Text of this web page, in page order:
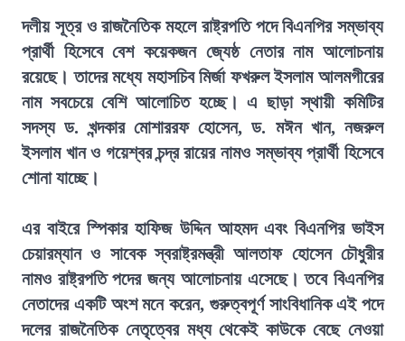
দলীয় সূত্র ও রাজনৈতিক মহলে রাষ্ট্রপতি পদে বিএনপির সম্ভাব্য
প্রার্থী হিসেবে বেশ কয়েকজন জ্যেষ্ঠ নেতার নাম আলোচনায়
রয়েছে। তাদের মধ্যে মহাসচিব মির্জা ফখরুল ইসলাম আলমগীরের
নাম সবচেয়ে বেশি আলোচিত হচ্ছে। এ ছাড়া স্থায়ী কমিটির
সদস্য ড. খন্দকার মোশাররফ হোসেন, ড. মঈন খান, নজরুল
ইসলাম খান ও গয়েশ্বর চন্দ্র রায়ের নামও সম্ভাব্য প্রার্থী হিসেবে
শোনা যাচ্ছে।
এর বাইরে স্পিকার হাফিজ উদ্দিন আহমদ এবং বিএনপির ভাইস
চেয়ারম্যান ও সাবেক স্বরাষ্ট্রমন্ত্রী আলতাফ হোসেন চৌধুরীর
নামও রাষ্ট্রপতি পদের জন্য আলোচনায় এসেছে। তবে বিএনপির
নেতাদের একটি অংশ মনে করেন, গুরুত্বপূর্ণ সাংবিধানিক এই পদে
দলের রাজনৈতিক নেতৃত্বের মধ্য থেকেই কাউকে বেছে নেওয়া